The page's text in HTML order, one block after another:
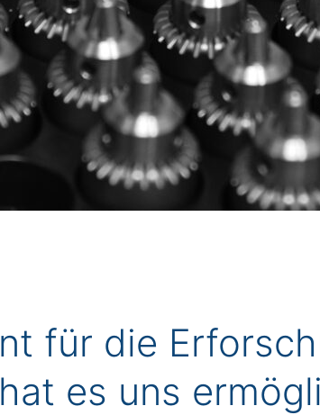
für die
es uns